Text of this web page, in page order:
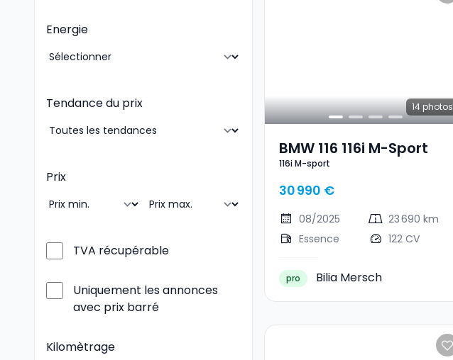
Energie
Tendance du prix
Prix
TVA récupérable
Uniquement les annonces
avec prix barré
Kilomètrage
14photos
BMW 116 116i M-Sport
116i M-sport
30 990 €
08/2025
23 690 km
Essence
122 CV
pro Bilia Mersch